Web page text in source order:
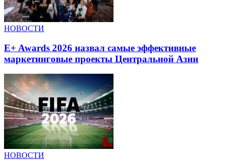
НОВОСТИ
E+ Awards 2026 назвал самые эффективные
маркетинговые проекты Центральной Азии
НОВОСТИ